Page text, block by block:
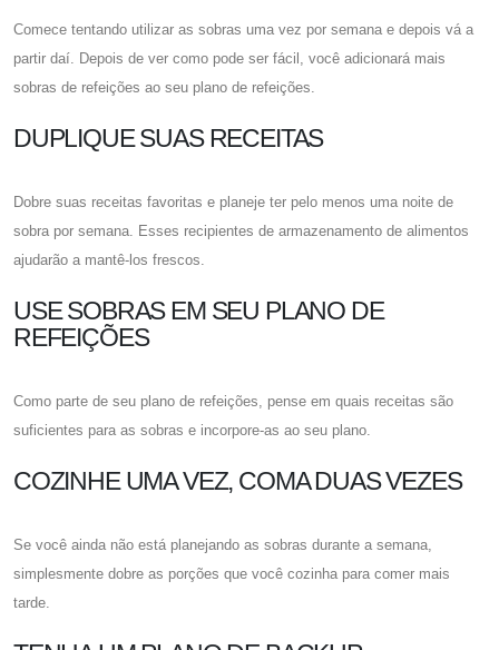
Comece tentando utilizar as sobras uma vez por semana e depois vá a
partir daí. Depois de ver como pode ser fácil, você adicionará mais
sobras de refeições ao seu plano de refeições.
DUPLIQUE SUAS RECEITAS
Dobre suas receitas favoritas e planeje ter pelo menos uma noite de
sobra por semana. Esses recipientes de armazenamento de alimentos
ajudarão a mantê-los frescos.
USE SOBRAS EM SEU PLANO DE
REFEIÇÕES
Como parte de seu plano de refeições, pense em quais receitas são
suficientes para as sobras e incorpore-as ao seu plano.
COZINHE UMA VEZ, COMA DUAS VEZES
Se você ainda não está planejando as sobras durante a semana,
simplesmente dobre as porções que você cozinha para comer mais
tarde.